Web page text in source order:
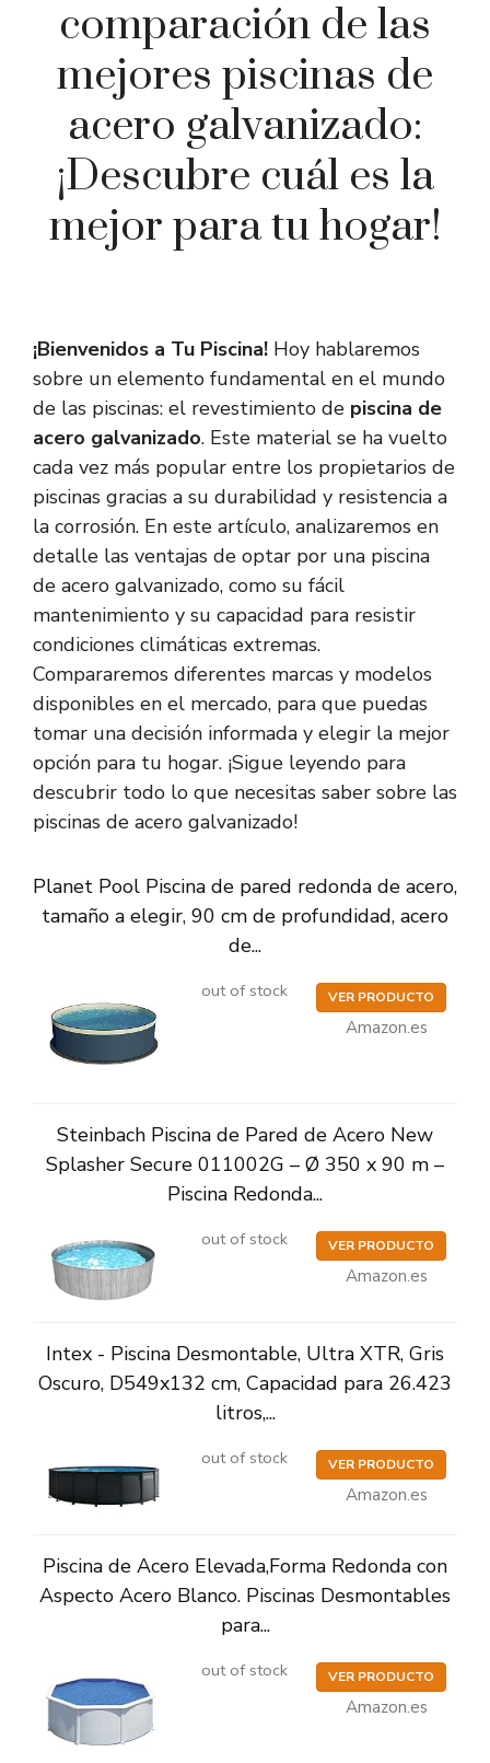
comparación de las
mejores piscinas de
acero galvanizado:
¡Descubre cuál es la
mejor para tu hogar!
¡Bienvenidos a Tu Piscina! Hoy hablaremos
sobre un elemento fundamental en el mundo
de las piscinas: el revestimiento de piscina de
acero galvanizado. Este material se ha vuelto
cada vez más popular entre los propietarios de
piscinas gracias a su durabilidad y resistencia a
la corrosión. En este artículo, analizaremos en
detalle las ventajas de optar por una piscina
de acero galvanizado, como su fácil
mantenimiento y su capacidad para resistir
condiciones climáticas extremas.
Compararemos diferentes marcas y modelos
disponibles en el mercado, para que puedas
tomar una decisión informada y elegir la mejor
opción para tu hogar. ¡Sigue leyendo para
descubrir todo lo que necesitas saber sobre las
piscinas de acero galvanizado!
Planet Pool Piscina de pared redonda de acero,
tamaño a elegir, 90 cm de profundidad, acero
de...
out of stock VER PRODUCTO
Amazon.es
Steinbach Piscina de Pared de Acero New
Splasher Secure 011002G – Ø 350 x 90 m –
Piscina Redonda...
out of stock VER PRODUCTO
Amazon.es
Intex - Piscina Desmontable, Ultra XTR, Gris
Oscuro, D549x132 cm, Capacidad para 26.423
litros,...
out of stock VER PRODUCTO
Amazon.es
Piscina de Acero Elevada,Forma Redonda con
Aspecto Acero Blanco. Piscinas Desmontables
para...
out of stock VER PRODUCTO
Amazon.es